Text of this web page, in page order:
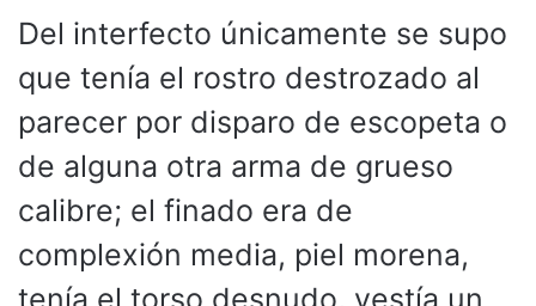
Del interfecto únicamente se supo
que tenía el rostro destrozado al
parecer por disparo de escopeta o
de alguna otra arma de grueso
calibre; el finado era de
complexión media, piel morena,
tenía el torso desnudo, vestía un